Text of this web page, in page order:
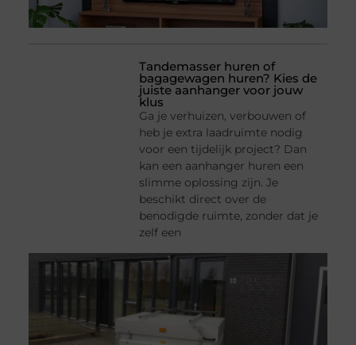
Tandemasser huren of
bagagewagen huren? Kies de
juiste aanhanger voor jouw
klus
Ga je verhuizen, verbouwen of
heb je extra laadruimte nodig
voor een tijdelijk project? Dan
kan een aanhanger huren een
slimme oplossing zijn. Je
beschikt direct over de
benodigde ruimte, zonder dat je
zelf een